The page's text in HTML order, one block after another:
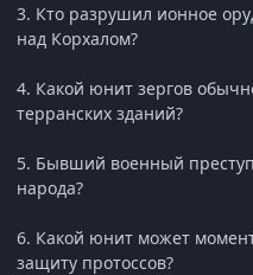
3. Кто разрушил ионное
над Корхалом?
4. Какой юнит зергов
терранских зданий?
5. Бывший военный
народа?
6. Какой юнит может
защиту протоссов?